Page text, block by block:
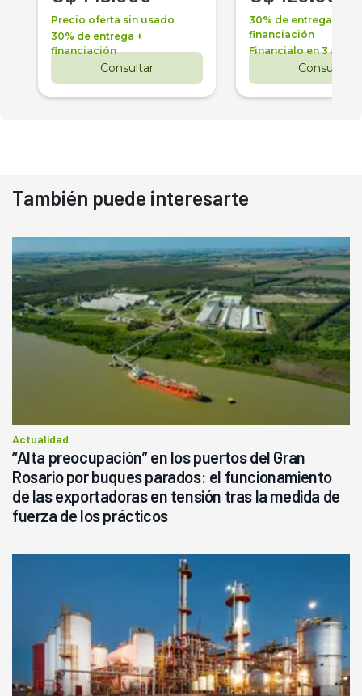
Precio oferta sin usado
30% de entrega +
financiación
Consultar
30% de entrega +
financiación
Financialo en 3 años
Consultar
También puede interesarte
Actualidad
“Alta preocupación” en los puertos del Gran
Rosario por buques parados: el funcionamiento
de las exportadoras en tensión tras la medida de
fuerza de los prácticos